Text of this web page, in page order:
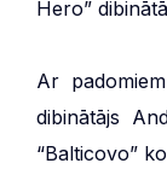
Hero”
Ar
dibinātājs
“Balticovo”